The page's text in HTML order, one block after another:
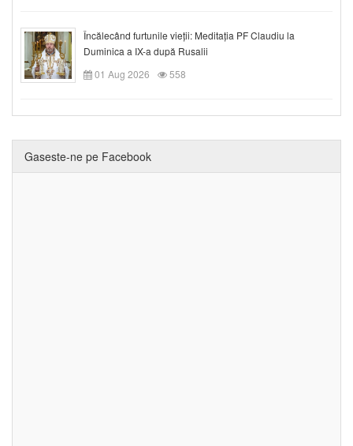
Încălecând furtunile vieții: Meditația PF Claudiu la
Duminica a IX-a după Rusalii
01 Aug 2026
558
Gaseste-ne pe Facebook